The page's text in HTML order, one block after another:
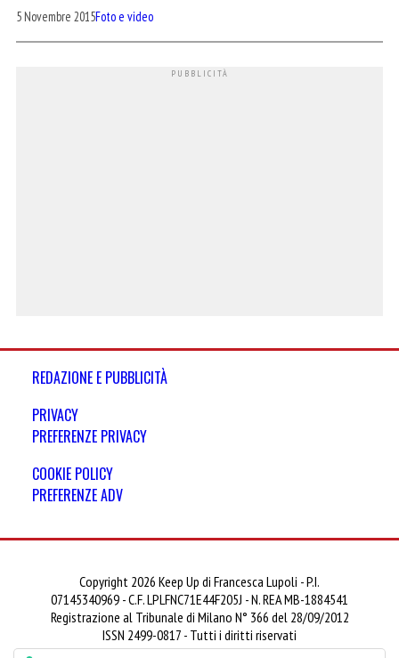
5 Novembre 2015Foto e video
REDAZIONE E PUBBLICITÀ
PRIVACY
PREFERENZE PRIVACY
COOKIE POLICY
PREFERENZE ADV
Copyright 2026 Keep Up di Francesca Lupoli - P.I.
07145340969 - C.F. LPLFNC71E44F205J - N. REA MB-1884541
Registrazione al Tribunale di Milano N° 366 del 28/09/2012
ISSN 2499-0817 - Tutti i diritti riservati